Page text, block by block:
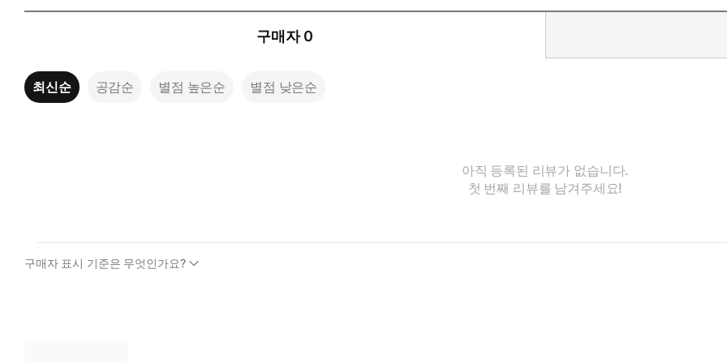
구매자 0
최신순 공감순 별점 높은순 별점 낮은순
아직 등록된 리뷰가 없습니다.
첫 번째 리뷰를 남겨주세요!
구매자 표시 기준은 무엇인가요?